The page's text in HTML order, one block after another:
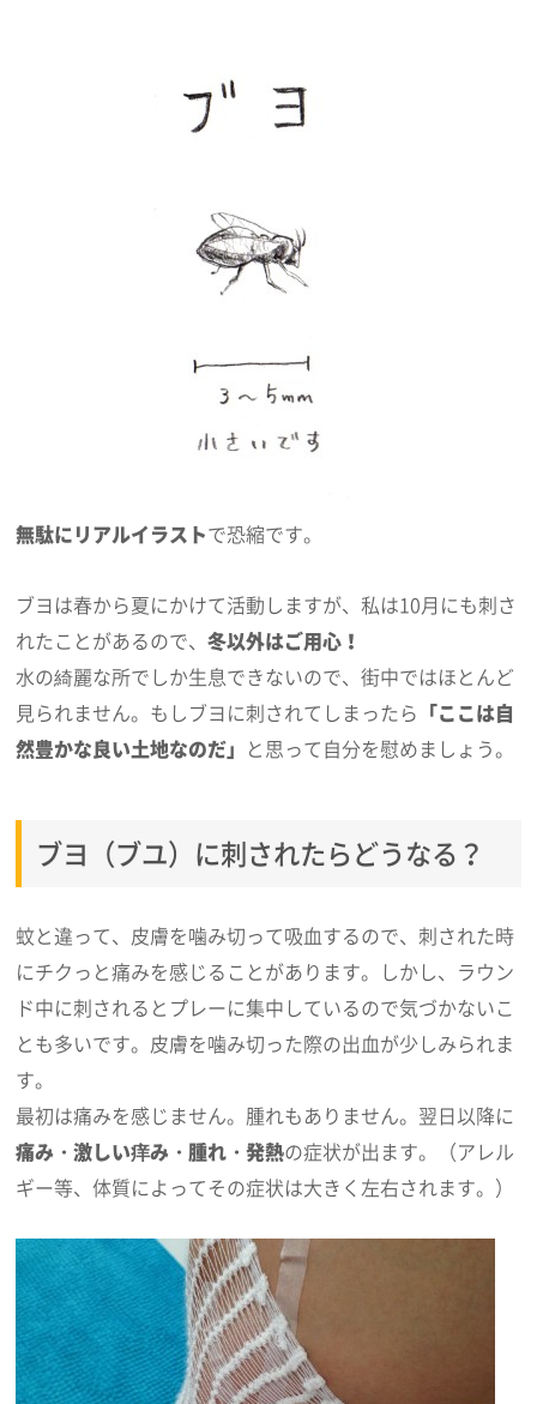
無駄にリアルイラストで恐縮です。
ブヨは春から夏にかけて活動しますが、私は10月にも刺さ
れたことがあるので、冬以外はご用心！
水の綺麗な所でしか生息できないので、街中ではほとんど
見られません。もしブヨに刺されてしまったら 「ここは自
然豊かな良い土地なのだ」 と思って自分を慰めましょう。
ブヨ（ブユ）に刺されたらどうなる？
蚊と違って、皮膚を噛み切って吸血するので、刺された時
にチクっと痛みを感じることがあります。しかし、ラウン
ド中に刺されるとプレーに集中しているので気づかないこ
とも多いです。皮膚を噛み切った際の出血が少しみられま
す。
最初は痛みを感じません。腫れもありません。翌日以降に
痛み・激しい痒み・腫れ・発熱の症状が出ます。（アレル
ギー等、体質によってその症状は大きく左右されます。）